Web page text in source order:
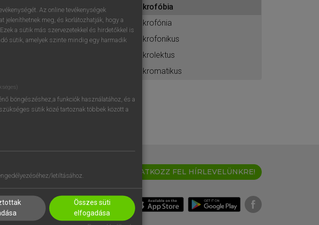
elindításához
regisztrálok ésbelépek.
REGISZTRÁCIÓ
akrofóbia
akrofónia
akrofonikus
akrolektus
akromatikus
IRATKOZZ FEL HÍRLEVELÜNKRE!
Az online tevékenységek
jeleníthetnek meg, és korlátozhatják, hogy a
a sütik más szervezetekkel és hirdetőkkel is
sütik, amelyek szinte mindig egy harmadik
böngészéshez,a funkciók használatához, és a
sütik közé tartoznak többek között a
letiltásához.
Összes süti
elfogadása